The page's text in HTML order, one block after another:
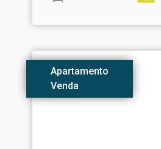
Apartamento
Venda